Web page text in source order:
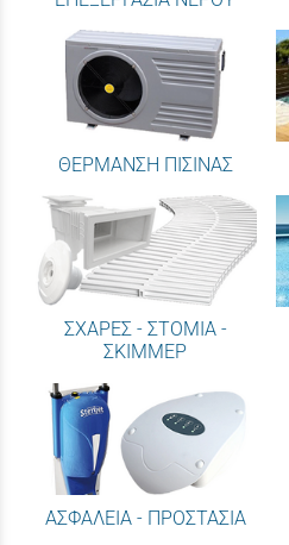
ΘΕΡΜΑΝΣΗ ΠΙΣΙΝΑΣ
ΣΧΑΡΕΣ - ΣΤΟΜΙΑ -
ΣΚΙΜΜΕΡ
ΑΣΦΑΛΕΙΑ - ΠΡΟΣΤΑΣΙΑ